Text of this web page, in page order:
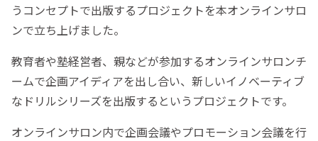
うコンセプトで出版するプロジェクトを本オンラインサロ
ンで立ち上げました。
教育者や塾経営者、親などが参加するオンラインサロンチ
ームで企画アイディアを出し合い、新しいイノベーティブ
なドリルシリーズを出版するというプロジェクトです。
オンラインサロン内で企画会議やプロモーション会議を行